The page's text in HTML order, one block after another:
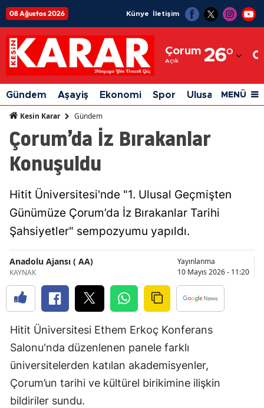
08 Ağustos 2026 Künye İletişim
Çorum
Açık 26°
Adıyaman
Afyonkarahisar
Ağrı
Amasya
Artvin
Aydın
Balıkesir
Bilecik
Bingöl
Bitlis
Bolu
Burdur
Gündem Aşayiş Ekonomi Spor Ulusal Siyaset
MENÜ
Kesin Karar Gündem
Çorum’da İz Bırakanlar
Konuşuldu
Hitit Üniversitesi'nde "1. Ulusal Geçmişten
Günümüze Çorum’da İz Bırakanlar Tarihi
Şahsiyetler" sempozyumu yapıldı.
Anadolu Ajansı ( AA)
KAYNAK
Yayınlanma
10 Mayıs 2026 - 11:20
Hitit Üniversitesi Ethem Erkoç Konferans
Salonu'nda düzenlenen panele farklı
üniversitelerden katılan akademisyenler,
Çorum’un tarihi ve kültürel birikimine ilişkin
bildiriler sundu.